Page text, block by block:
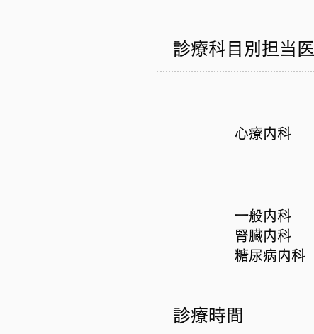
​診療科目別担当医
​心療内科
​一般内科
腎臓内科
糖尿病内科
​診療時間